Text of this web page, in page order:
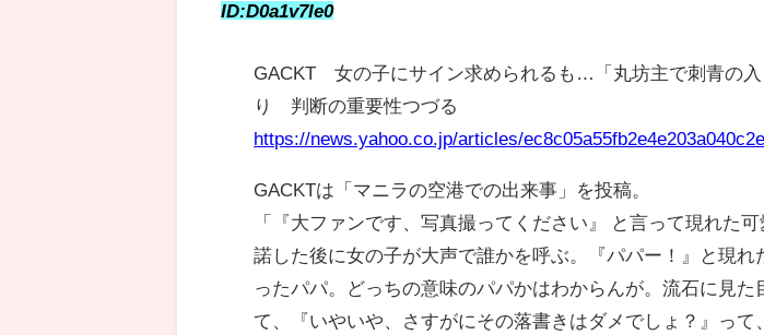
ID:D0a1v7Ie0
GACKT 女の子にサイン求められるも…「丸坊主で刺青の
り 判断の重要性つづる
https://news.yahoo.co.jp/articles/
GACKTは「マニラの空港での出来事」を投稿。
「『大ファンです、写真撮ってください』 と言って現れた
諾した後に女の子が大声で誰かを呼ぶ。『パパー！』と現れ
ったパパ。どっちの意味のパパかはわからんが。流石に見た
て、『いやいや、さすがにその落書きはダメでしょ？』って